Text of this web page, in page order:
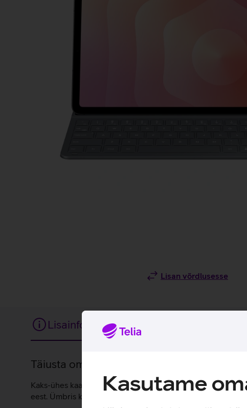
Kasutame
Lisan võrdlusesse
Lisainfo Tehnilised andmed
Lisainfo
Täiusta oma Samsung Galaxy Tab S11
Kaks-ühes kaaned-klaviatuur pakub mugavat võimalust
eest. Ümbris kinnitub magnetiliselt tahvelarvuti